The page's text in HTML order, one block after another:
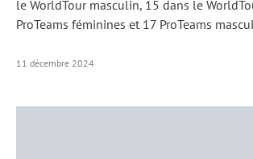
le WorldTour masculin, 15 dans le
ProTeams féminines et 17 ProTeams
11 décembre 2024